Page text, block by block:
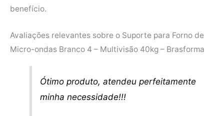
benefício.
Avaliações relevantes sobre o Suporte para Forno de
Micro-ondas Branco 4 – Multivisão 40kg – Brasforma
Ótimo produto, atendeu perfeitamente
minha necessidade!!!